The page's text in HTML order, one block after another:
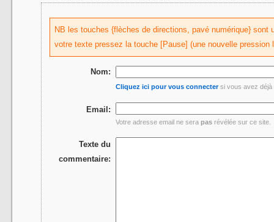
NB les touches {flèches de directions, pavé numérique}
votre texte pressez la touche [Pause] (une nouvelle pression
Nom:
Cliquez ici pour vous connectersi vous avez déjà
Email:
Votre adresse email ne serapas révélée sur ce site.
Texte du
commentaire: